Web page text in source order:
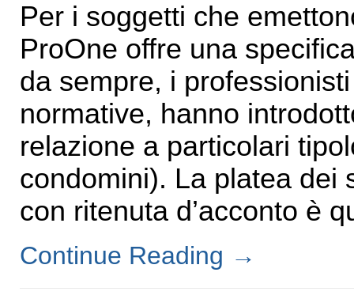
Per i soggetti che
ProOne offre una
da sempre, i
normative, hanno
relazione a particolari
condomini). La platea dei
con ritenuta d’acconto è
Continue Reading →